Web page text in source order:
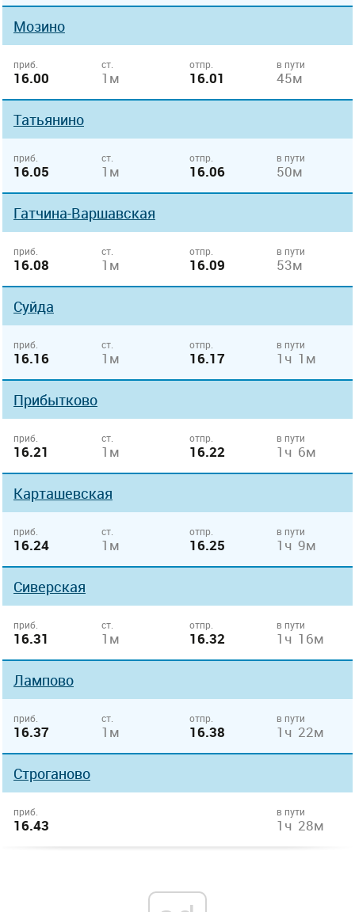
Мозино
приб.
16.00
ст.
1м
отпр.
16.01
в пути
45м
Татьянино
приб.
16.05
ст.
1м
отпр.
16.06
в пути
50м
Гатчина-Варшавская
приб.
16.08
ст.
1м
отпр.
16.09
в пути
53м
Суйда
приб.
16.16
ст.
1м
отпр.
16.17
в пути
1ч 1м
Прибытково
приб.
16.21
ст.
1м
отпр.
16.22
в пути
1ч 6м
Карташевская
приб.
16.24
ст.
1м
отпр.
16.25
в пути
1ч 9м
Сиверская
приб.
16.31
ст.
1м
отпр.
16.32
в пути
1ч 16м
Лампово
приб.
16.37
ст.
1м
отпр.
16.38
в пути
1ч 22м
Строганово
приб.
16.43
в пути
1ч 28м